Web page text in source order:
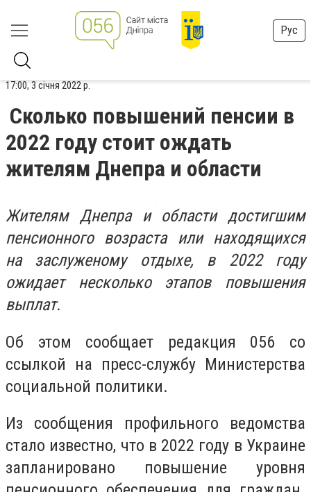
Рус
17:00, 3 січня 2022 р.
Сколько повышений пенсии в
2022 году стоит ождать
жителям Днепра и области
Жителям Днепра и области достигшим
пенсионного возраста или находящихся
на заслуженому отдыхе, в 2022 году
ожидает несколько этапов повышения
выплат.
Об этом сообщает редакция 056 со
ссылкой на пресс-службу Министерства
социальной политики.
Из сообщения профильного ведомства
стало известно, что в 2022 году в Украине
запланировано повышение уровня